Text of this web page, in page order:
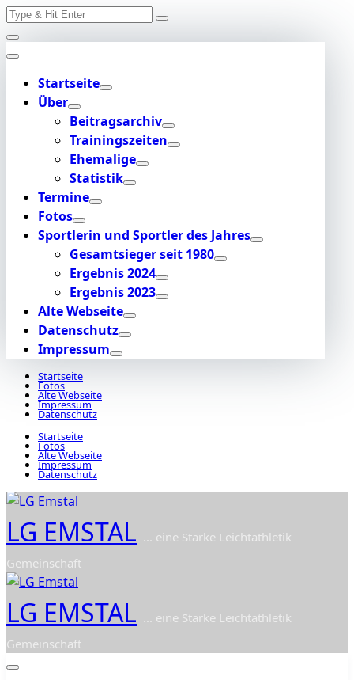
Skip
to
content
Search
Startseite
Über
Beitragsarchiv
Trainingszeiten
Ehemalige
Statistik
Termine
Fotos
Sportlerin und Sportler des Jahres
Gesamtsieger seit 1980
Ergebnis 2024
Ergebnis 2023
Alte Webseite
Datenschutz
Impressum
Startseite
Fotos
Alte Webseite
Impressum
Datenschutz
Startseite
Fotos
Alte Webseite
Impressum
Datenschutz
LG EMSTAL ... eine Starke Leichtathletik
Gemeinschaft
LG EMSTAL ... eine Starke Leichtathletik
Gemeinschaft